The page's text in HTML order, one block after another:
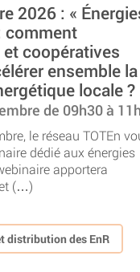
2026 : «
comment
coopératives
ensemble la
locale ?
de 09h30 à
le réseau TOTEn
dédié aux énergies
apportera
(…)
distribution des EnR